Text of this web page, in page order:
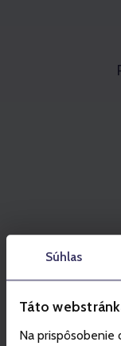
Súhlas
Táto
Na prispôsobenie